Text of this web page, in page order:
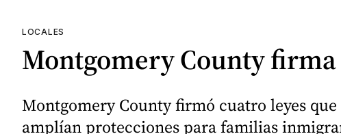
LOCALES
Montgomery County
Montgomery County firmó cuatro leyes
amplían protecciones para familias